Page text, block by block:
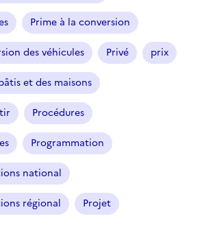
Prime à la conversion
des véhicules Privé prix
et des maisons
Procédures
Programmation
national
régional Projet